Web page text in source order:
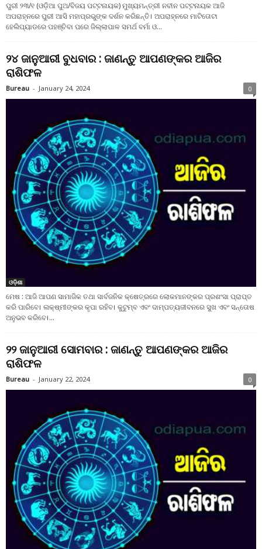
ପୁରୀ ୨୩/୧ (ଓଡ଼ିଆ ପୁଅ/ବିଜୟ ପଟ୍ଟନାୟକ) ମୁଖ୍ୟମନ୍ତ୍ରୀ ନବୀନ ପଟ୍ଟନାୟକ ଆଜି
ଅପରାହ୍ନରେ ପୁରୀ ଆସି ମହାପ୍ରଭୁଙ୍କ ଦର୍ଶନ କରିଛନ୍ତି। ଅପରାହ୍ନରେ ମାଟିତୋଟା
ହେଲିପ୍ୟାଡରେ ପହଞ୍ଚିବା ପରେ ଜିଲ୍ଲାପାଳ ସମର୍ଥ ବର୍ମା ଓ...
୨୪ ଜାନୁଆରୀ ବୁଧବାର : ଜାଣନ୍ତୁ ଆପଣଙ୍କର ଆଜିର
ରାଶିଫଳ
Bureau - January 24, 2024 0
ଓଡ଼ିଶା
ମେଷ : ଆଜି ଆପଣ ସାମାଜିକ ତଥା ସାର୍ବଜନିକ କ୍ଷେତ୍ରରେ ଲୋକମାନଙ୍କର ପ୍ରଶଂସା ପ୍ରାପ୍ତ
କରି ପାରିବେ। ଲକ୍ଷ୍ମୀଙ୍କର କୃପା ରହିବ। କୁଟୁମ୍ବ ଏବଂ ଦାମ୍ପତ୍ୟଜୀବନରେ ସୁଖ ଏବଂ ସନ୍ତୋଷ
ଅନୁଭବ କରିବେ।...
୨୨ ଜାନୁଆରୀ ସୋମବାର : ଜାଣନ୍ତୁ ଆପଣଙ୍କର ଆଜିର
ରାଶିଫଳ
Bureau - January 22, 2024 0